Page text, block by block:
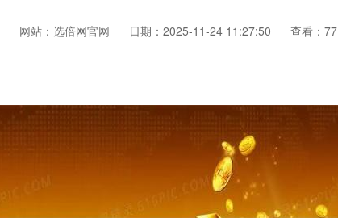
网站：选倍网官网 日期：2025-11-24 11:27:50 查看：77